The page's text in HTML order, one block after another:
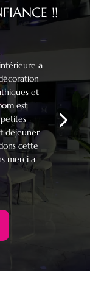
!!
a
et
est
déjeuner
cette
merci a